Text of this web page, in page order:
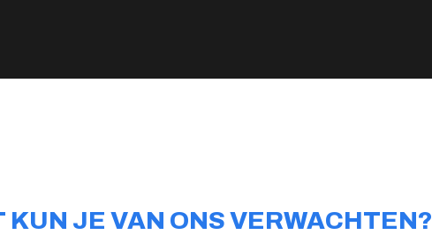
KUN JE VAN ONS VERWACHTEN?